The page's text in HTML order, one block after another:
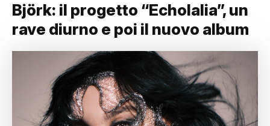
Björk: il progetto “Echolalia”, un
rave diurno e poi il nuovo album